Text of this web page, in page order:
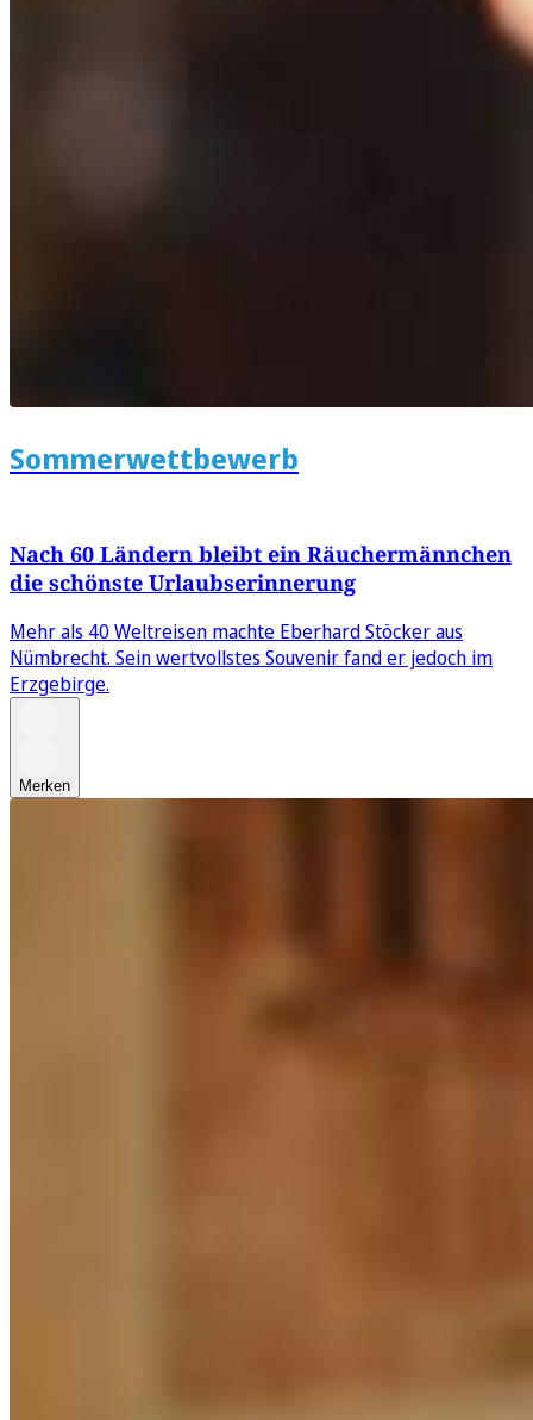
Sommerwettbewerb
Nach 60 Ländern bleibt ein Räuchermännchen
die schönste Urlaubserinnerung
Mehr als 40 Weltreisen machte Eberhard Stöcker aus
Nümbrecht. Sein wertvollstes Souvenir fand er jedoch im
Erzgebirge.
Merken